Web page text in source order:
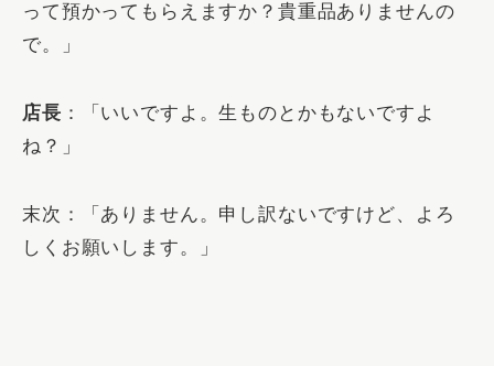
って預かってもらえますか？貴重品ありませんの
で。」
店長 ：「いいですよ。生ものとかもないですよ
ね？」
末次：「ありません。申し訳ないですけど、よろ
しくお願いします。」